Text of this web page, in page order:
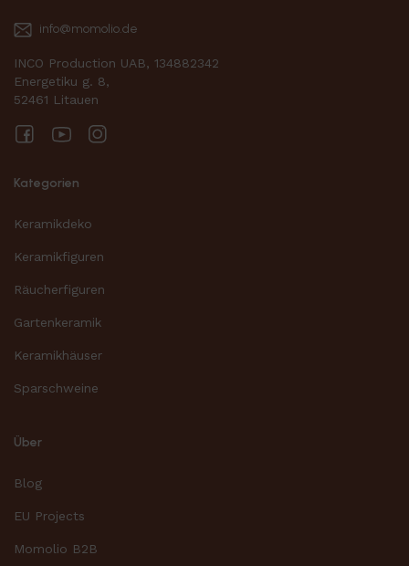
info@momolio.de
INCO Production UAB, 134882342
Energetiku g. 8,
52461 Litauen
FacebookYouTube
Kategorien
Keramikdeko
Keramikfiguren
Räucherfiguren
Gartenkeramik
Keramikhäuser
Sparschweine
Über
Blog
EU Projects
Momolio B2B